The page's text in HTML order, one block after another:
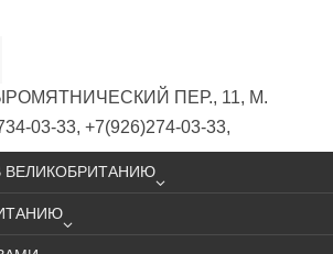
ПЕР., 11, М.
03-33, +7(926)274-03-33,
ВЕЛИКОБРИТАНИЮ